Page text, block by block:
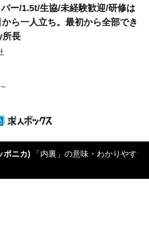
ー/1.5t/生協/未経験歓迎/研修は
ら一人立ち。最初から全部でき
所長
ポニカ)